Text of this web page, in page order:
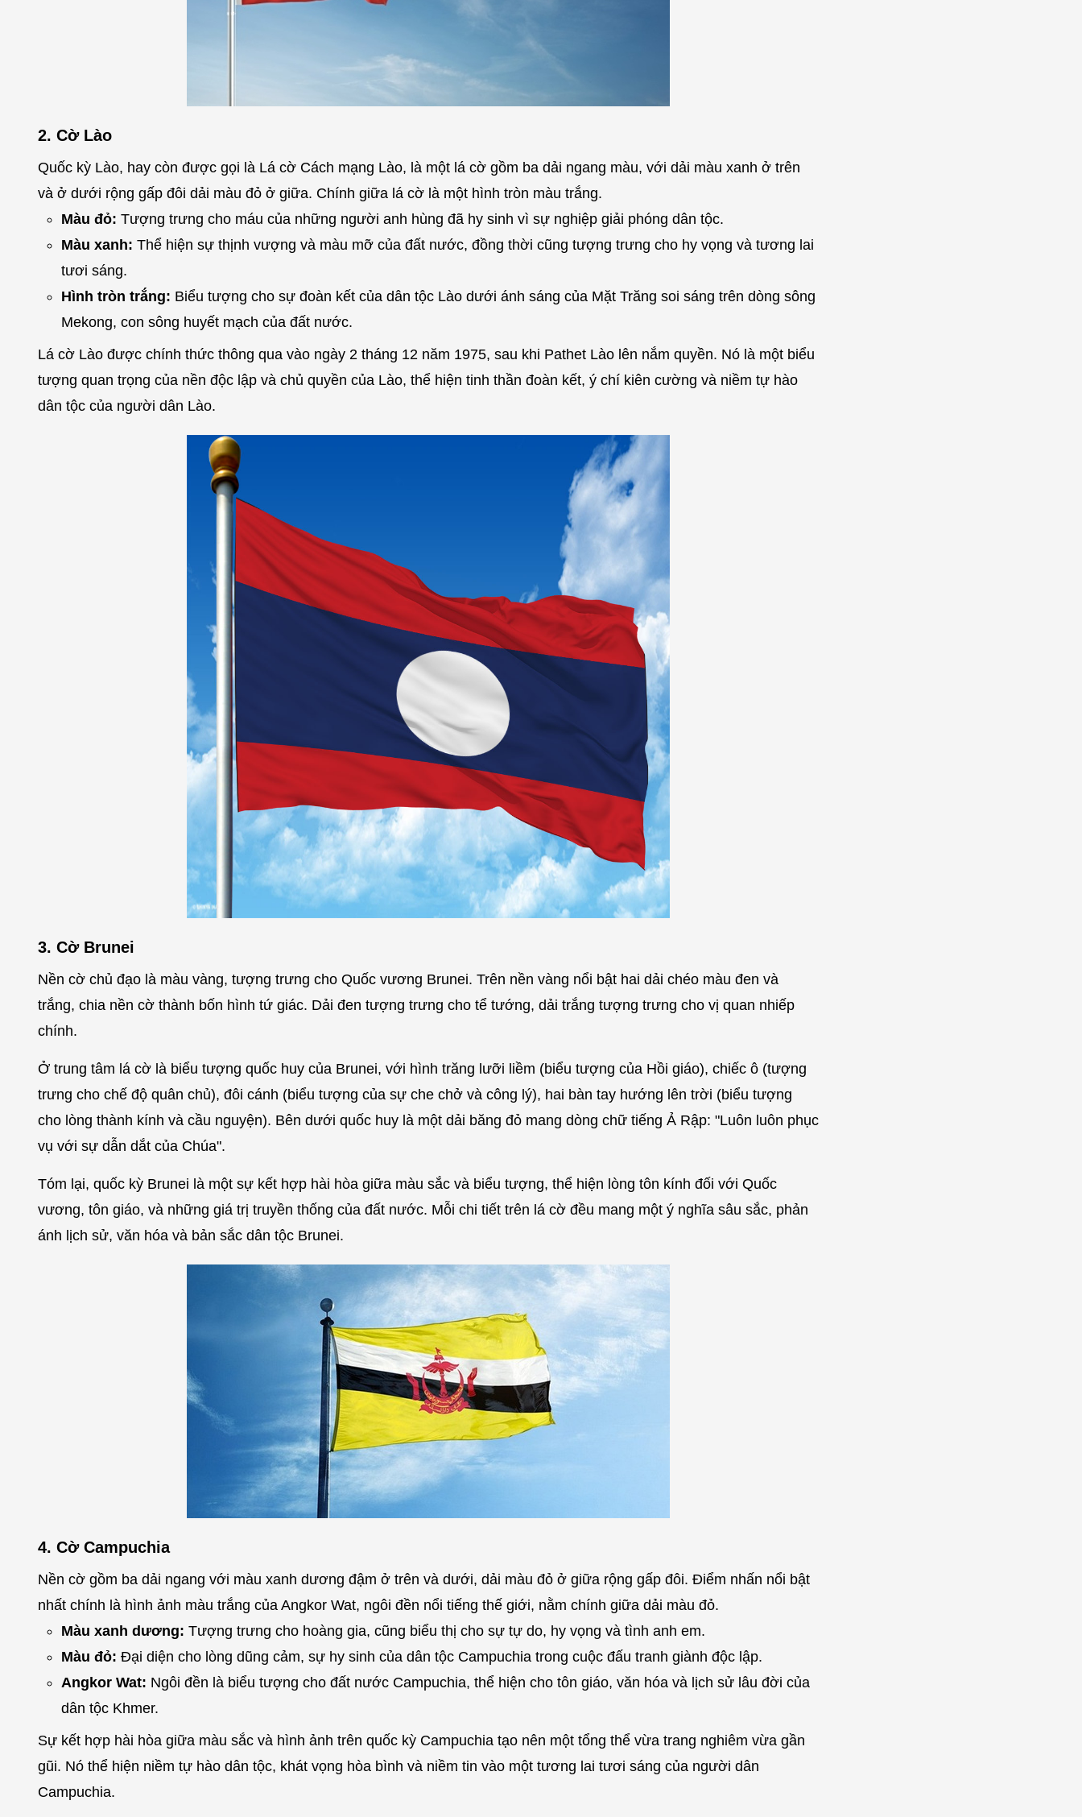
2. Cờ Lào
Quốc kỳ Lào, hay còn được gọi là Lá cờ Cách mạng Lào, là một lá cờ gồm ba dải ngang màu, với dải màu xanh ở trên
và ở dưới rộng gấp đôi dải màu đỏ ở giữa. Chính giữa lá cờ là một hình tròn màu trắng.
Màu đỏ: Tượng trưng cho máu của những người anh hùng đã hy sinh vì sự nghiệp giải phóng dân tộc.
Màu xanh: Thể hiện sự thịnh vượng và màu mỡ của đất nước, đồng thời cũng tượng trưng cho hy vọng và tương lai
tươi sáng.
Hình tròn trắng: Biểu tượng cho sự đoàn kết của dân tộc Lào dưới ánh sáng của Mặt Trăng soi sáng trên dòng sông
Mekong, con sông huyết mạch của đất nước.
Lá cờ Lào được chính thức thông qua vào ngày 2 tháng 12 năm 1975, sau khi Pathet Lào lên nắm quyền. Nó là một biểu
tượng quan trọng của nền độc lập và chủ quyền của Lào, thể hiện tinh thần đoàn kết, ý chí kiên cường và niềm tự hào
dân tộc của người dân Lào.
3. Cờ Brunei
Nền cờ chủ đạo là màu vàng, tượng trưng cho Quốc vương Brunei. Trên nền vàng nổi bật hai dải chéo màu đen và
trắng, chia nền cờ thành bốn hình tứ giác. Dải đen tượng trưng cho tể tướng, dải trắng tượng trưng cho vị quan nhiếp
chính.
Ở trung tâm lá cờ là biểu tượng quốc huy của Brunei, với hình trăng lưỡi liềm (biểu tượng của Hồi giáo), chiếc ô (tượng
trưng cho chế độ quân chủ), đôi cánh (biểu tượng của sự che chở và công lý), hai bàn tay hướng lên trời (biểu tượng
cho lòng thành kính và cầu nguyện). Bên dưới quốc huy là một dải băng đỏ mang dòng chữ tiếng Ả Rập: "Luôn luôn phục
vụ với sự dẫn dắt của Chúa".
Tóm lại, quốc kỳ Brunei là một sự kết hợp hài hòa giữa màu sắc và biểu tượng, thể hiện lòng tôn kính đối với Quốc
vương, tôn giáo, và những giá trị truyền thống của đất nước. Mỗi chi tiết trên lá cờ đều mang một ý nghĩa sâu sắc, phản
ánh lịch sử, văn hóa và bản sắc dân tộc Brunei.
4. Cờ Campuchia
Nền cờ gồm ba dải ngang với màu xanh dương đậm ở trên và dưới, dải màu đỏ ở giữa rộng gấp đôi. Điểm nhấn nổi bật
nhất chính là hình ảnh màu trắng của Angkor Wat, ngôi đền nổi tiếng thế giới, nằm chính giữa dải màu đỏ.
Màu xanh dương: Tượng trưng cho hoàng gia, cũng biểu thị cho sự tự do, hy vọng và tình anh em.
Màu đỏ: Đại diện cho lòng dũng cảm, sự hy sinh của dân tộc Campuchia trong cuộc đấu tranh giành độc lập.
Angkor Wat: Ngôi đền là biểu tượng cho đất nước Campuchia, thể hiện cho tôn giáo, văn hóa và lịch sử lâu đời của
dân tộc Khmer.
Sự kết hợp hài hòa giữa màu sắc và hình ảnh trên quốc kỳ Campuchia tạo nên một tổng thể vừa trang nghiêm vừa gần
gũi. Nó thể hiện niềm tự hào dân tộc, khát vọng hòa bình và niềm tin vào một tương lai tươi sáng của người dân
Campuchia.